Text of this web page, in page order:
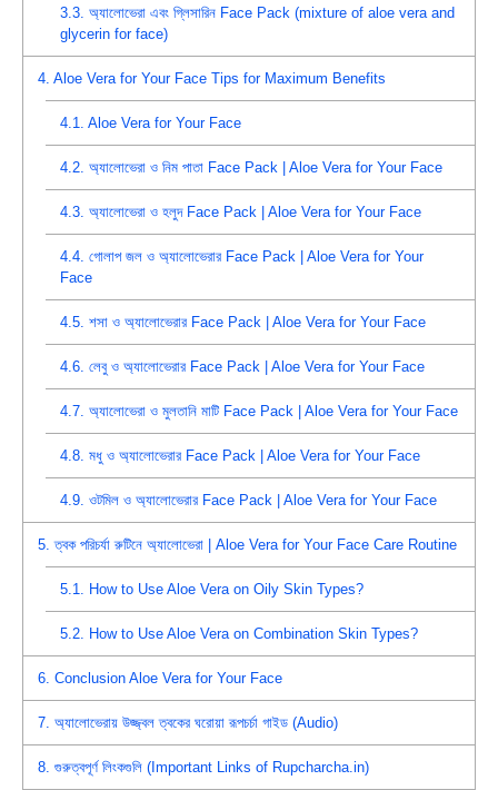
3.3. অ্যালোভেরা এবং গ্লিসারিন Face Pack (mixture of aloe vera and
glycerin for face)
4. Aloe Vera for Your Face Tips for Maximum Benefits
4.1. Aloe Vera for Your Face
4.2. অ্যালোভেরা ও নিম পাতা Face Pack | Aloe Vera for Your Face
4.3. অ্যালোভেরা ও হলুদ Face Pack | Aloe Vera for Your Face
4.4. গোলাপ জল ও অ্যালোভেরার Face Pack | Aloe Vera for Your
Face
4.5. শসা ও অ্যালোভেরার Face Pack | Aloe Vera for Your Face
4.6. লেবু ও অ্যালোভেরার Face Pack | Aloe Vera for Your Face
4.7. অ্যালোভেরা ও মুলতানি মাটি Face Pack | Aloe Vera for Your Face
4.8. মধু ও অ্যালোভেরার Face Pack | Aloe Vera for Your Face
4.9. ওটমিল ও অ্যালোভেরার Face Pack | Aloe Vera for Your Face
5. ত্বক পরিচর্যা রুটিনে অ্যালোভেরা | Aloe Vera for Your Face Care Routine
5.1. How to Use Aloe Vera on Oily Skin Types?
5.2. How to Use Aloe Vera on Combination Skin Types?
6. Conclusion Aloe Vera for Your Face
7. অ্যালোভেরায় উজ্জ্বল ত্বকের ঘরোয়া রূপচর্চা গাইড (Audio)
8. গুরুত্বপূর্ণ লিংকগুলি (Important Links of Rupcharcha.in)